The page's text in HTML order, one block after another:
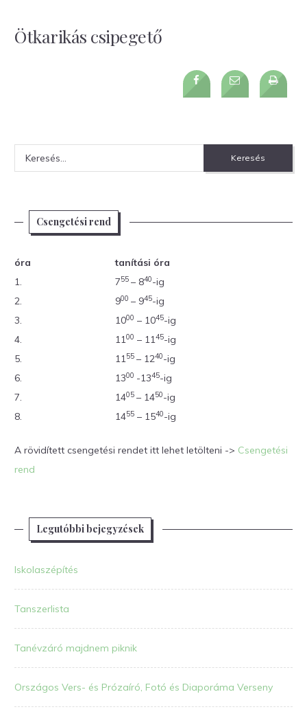
Ötkarikás csipegető
Keresés:
Csengetési rend
óra
tanítási óra
1.
755 – 840-ig
2.
900 – 945-ig
3.
1000 – 1045-ig
4.
1100 – 1145-ig
5.
1155 – 1240-ig
6.
1300 -1345-ig
7.
1405 – 1450-ig
8.
1455 – 1540-ig
A rövidített csengetési rendet itt lehet letölteni -> Csengetési
rend
Legutóbbi bejegyzések
Iskolaszépítés
Tanszerlista
Tanévzáró majdnem piknik
Országos Vers- és Prózaíró, Fotó és Diaporáma Verseny